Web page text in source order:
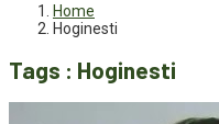
Home
Hoginesti
Tags : Hoginesti